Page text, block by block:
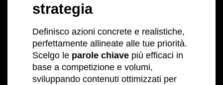
strategia
Definisco azioni concrete e realistiche,
perfettamente allineate alle tue priorità.
Scelgo le parole chiave più efficaci in
base a competizione e volumi,
sviluppando contenuti ottimizzati per